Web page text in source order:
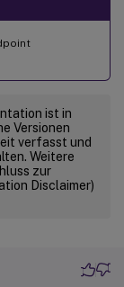
ist in
Versionen
verfasst und
Weitere
zur
Disclaimer)